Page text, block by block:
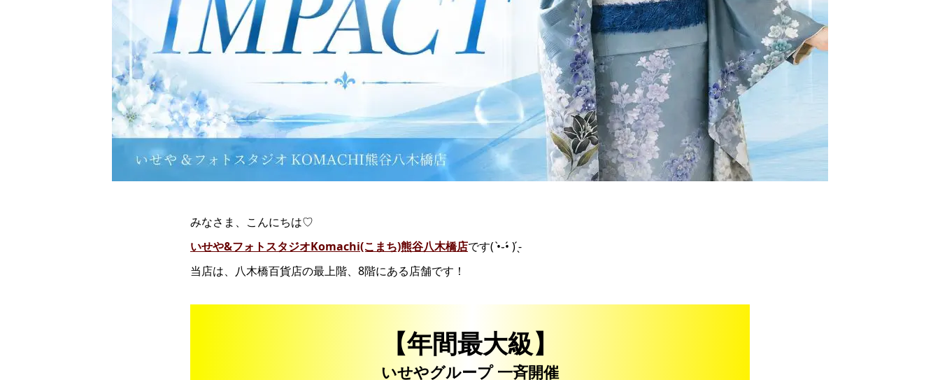
みなさま、こんにちは♡
いせや&フォトスタジオKomachi(こまち)熊谷八木橋店です( •̀֊•́ ) ̖́-
当店は、八木橋百貨店の最上階、8階にある店舗です！
【年間最大級】
いせやグループ 一斉開催